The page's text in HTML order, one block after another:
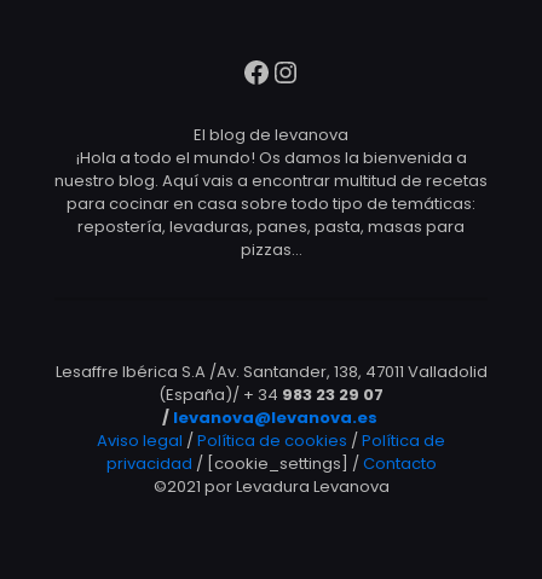
Facebook
Instagram
El blog de levanova
¡Hola a todo el mundo! Os damos la bienvenida a
nuestro blog. Aquí vais a encontrar multitud de recetas
para cocinar en casa sobre todo tipo de temáticas:
repostería, levaduras, panes, pasta, masas para
pizzas…
Lesaffre Ibérica S.A /Av. Santander, 138, 47011 Valladolid
(España)/ + 34 983 23 29 07
/ levanova@levanova.es
Aviso legal /Política de cookies /Política de
privacidad / [cookie_settings] /Contacto
©2021 por Levadura Levanova